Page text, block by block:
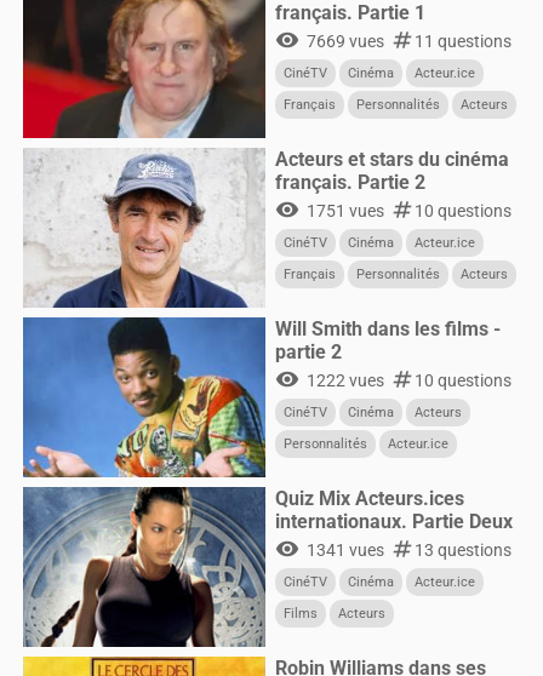
français. Partie 1
visibility 7669 vues numbers11 questions
CinéTV Cinéma
Acteur.ice
Français
Personnalités Acteurs
Acteurs et stars du cinéma
français. Partie 2
visibility 1751 vues numbers10 questions
CinéTV Cinéma
Acteur.ice
Français
Personnalités Acteurs
Will Smith dans les films -
partie 2
visibility 1222 vues numbers10 questions
CinéTV Cinéma
Acteurs
Personnalités
Acteur.ice
Quiz Mix Acteurs.ices
internationaux. Partie Deux
visibility 1341 vues numbers13 questions
CinéTV Cinéma
Acteur.ice
Films
Acteurs
Robin Williams dans ses